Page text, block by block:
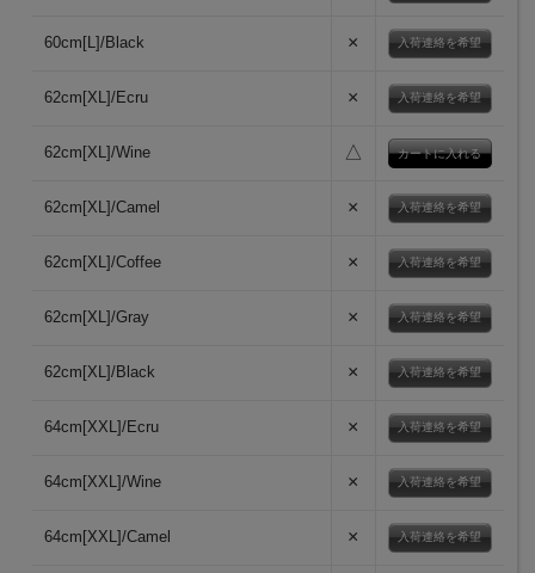
60cm[L]/Black × 入荷連絡を希望
62cm[XL]/Ecru × 入荷連絡を希望
62cm[XL]/Wine △
62cm[XL]/Camel × 入荷連絡を希望
62cm[XL]/Coffee × 入荷連絡を希望
62cm[XL]/Gray × 入荷連絡を希望
62cm[XL]/Black × 入荷連絡を希望
64cm[XXL]/Ecru × 入荷連絡を希望
64cm[XXL]/Wine × 入荷連絡を希望
64cm[XXL]/Camel × 入荷連絡を希望